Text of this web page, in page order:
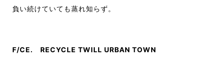
負い続けていても蒸れ知らず。
F/CE. RECYCLE TWILL URBAN TOWN